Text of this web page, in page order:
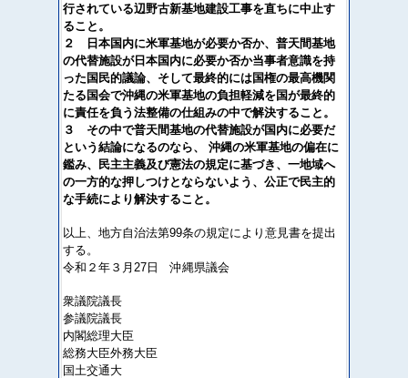
行されている辺野古新基地建設工事を直ちに中止す
ること。
２ 日本国内に米軍基地が必要か否か、普天間基地
の代替施設が日本国内に必要か否か当事者意識を持
った国民的議論、そして最終的には国権の最高機関
たる国会で沖縄の米軍基地の負担軽減を国が最終的
に責任を負う法整備の仕組みの中で解決すること。
３ その中で普天間基地の代替施設が国内に必要だ
という結論になるのなら、 沖縄の米軍基地の偏在に
鑑み、民主主義及び憲法の規定に基づき、一地域へ
の一方的な押しつけとならないよう、公正で民主的
な手続により解決すること。
以上、地方自治法第99条の規定により意見書を提出
する。
令和２年３月27日 沖縄県議会
衆議院議長
参議院議長
内閣総理大臣
総務大臣外務大臣
国土交通大